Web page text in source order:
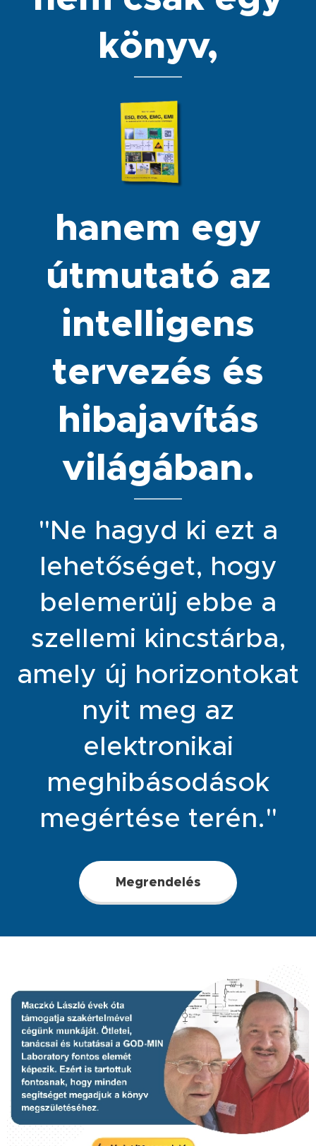
könyv,
hanem egy
útmutató az
intelligens
tervezés és
hibajavítás
világában.
"Ne hagyd ki ezt a
lehetőséget, hogy
belemerülj ebbe a
szellemi kincstárba,
amely új horizontokat
nyit meg az
elektronikai
meghibásodások
megértése terén."
Megrendelés